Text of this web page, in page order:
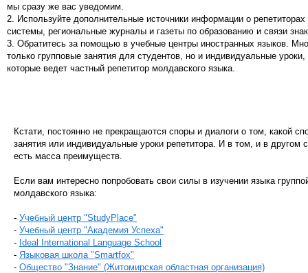
мы сразу же вас уведомим.
2. Используйте дополнительные источники информации о
системы, региональные журналы и газеты по образованию и связи
3. Обратитесь за помощью в учебные центры иностранных языков.
только групповые занятия для студентов, но и индивидуальные
которые ведет частный репетитор молдавского языка.
Кстати, постоянно не прекращаются споры и диалоги о том, какой
занятия или индивидуальные уроки репетитора. И в том, и в другом
есть масса преимуществ.
Если вам интересно попробовать свои силы в изучении языка
молдавского языка:
- Учебный центр "StudyPlace"
- Учебный центр "Академия Успеха"
- Ideal International Language School
- Языковая школа "Smartfox"
- Общество "Знание" (Житомирская областная организация)